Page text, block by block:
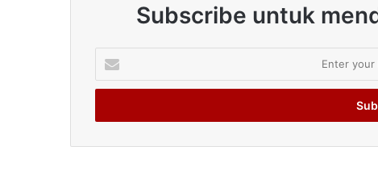
Subscribe untuk
your
Email